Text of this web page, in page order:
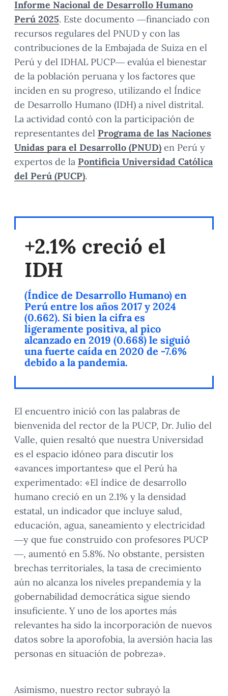
Informe Nacional de Desarrollo Humano
Perú 2025. Este documento —financiado con
recursos regulares del PNUD y con las
contribuciones de la Embajada de Suiza en el
Perú y del IDHAL PUCP— evalúa el bienestar
de la población peruana y los factores que
inciden en su progreso, utilizando el Índice
de Desarrollo Humano (IDH) a nivel distrital.
La actividad contó con la participación de
representantes del Programa de las Naciones
Unidas para el Desarrollo (PNUD) en Perú y
expertos de la Pontificia Universidad Católica
del Perú (PUCP).
+2.1% creció el
IDH
(Índice de Desarrollo Humano) en
Perú entre los años 2017 y 2024
(0.662). Si bien la cifra es
ligeramente positiva, al pico
alcanzado en 2019 (0.668) le siguió
una fuerte caída en 2020 de -7.6%
debido a la pandemia.
El encuentro inició con las palabras de
bienvenida del rector de la PUCP, Dr. Julio del
Valle, quien resaltó que nuestra Universidad
es el espacio idóneo para discutir los
«avances importantes» que el Perú ha
experimentado: «El índice de desarrollo
humano creció en un 2.1% y la densidad
estatal, un indicador que incluye salud,
educación, agua, saneamiento y electricidad
—y que fue construido con profesores PUCP
—, aumentó en 5.8%. No obstante, persisten
brechas territoriales, la tasa de crecimiento
aún no alcanza los niveles prepandemia y la
gobernabilidad democrática sigue siendo
insuficiente. Y uno de los aportes más
relevantes ha sido la incorporación de nuevos
datos sobre la aporofobia, la aversión hacia las
personas en situación de pobreza».
Asimismo, nuestro rector subrayó la